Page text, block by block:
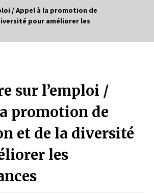
la mère n’est plus là (17e partie)
el Gaïla / L’ogresse du M’zab
4 ans ago
/ Appel à la promotion de
pour améliorer les
sur l’emploi /
promotion de
et de la diversité
les